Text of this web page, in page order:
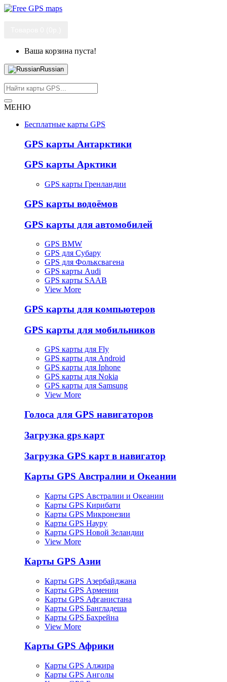
Ваша корзина пуста!
Russian
МЕНЮ
Бесплатные карты GPS
GPS карты Антарктики
GPS карты Арктики
GPS карты Гренландии
GPS карты водоёмов
GPS карты для автомобилей
GPS BMW
GPS для Субару
GPS для Фольксвагена
GPS карты Audi
GPS карты SAAB
View More
GPS карты для компьютеров
GPS карты для мобильников
GPS карты для Fly
GPS карты для Android
GPS карты для Iphone
GPS карты для Nokia
GPS карты для Samsung
View More
Голоса для GPS навигаторов
Загрузка gps карт
Загрузка GPS карт в навигатор
Карты GPS Австралии и Океании
Карты GPS Австралии и Океании
Карты GPS Кирибати
Карты GPS Микронезии
Карты GPS Науру
Карты GPS Новой Зеландии
View More
Карты GPS Азии
Карты GPS Азербайджана
Карты GPS Армении
Карты GPS Афганистана
Карты GPS Бангладеша
Карты GPS Бахрейна
View More
Карты GPS Африки
Карты GPS Алжира
Карты GPS Анголы